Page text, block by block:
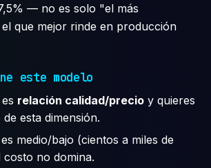
— no es solo "el más
que mejor rinde en producción
este modelo
relación calidad/precio y quieres
esta dimensión.
medio/bajo (cientos a miles de
no domina.